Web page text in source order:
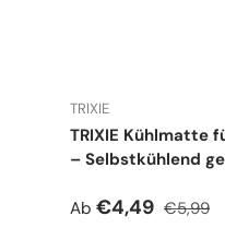
TRIXIE
TRIXIE Kühlmatte
– Selbstkühlend
Verkaufspreis
Ab €4,49 €5,99